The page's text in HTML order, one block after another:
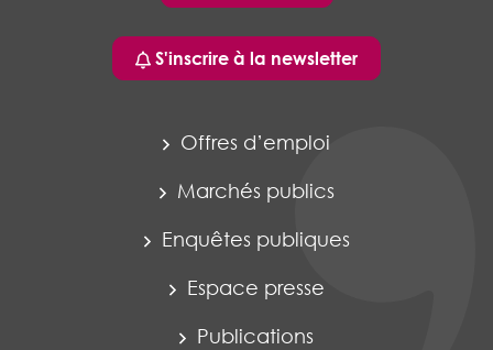
S'inscrire à la newsletter
Offres d’emploi
Marchés publics
Enquêtes publiques
Espace presse
Publications